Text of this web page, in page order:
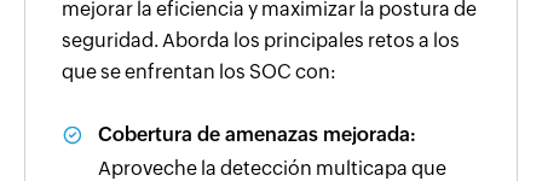
mejorar la eficiencia y maximizar la postura de
seguridad. Aborda los principales retos a los
que se enfrentan los SOC con:
Cobertura de amenazas mejorada:
Aproveche la detección multicapa que